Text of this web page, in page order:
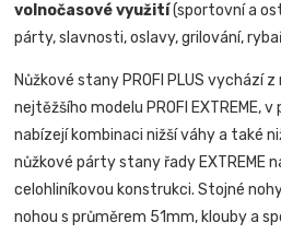
volnočasové využití(sportovní a
párty, slavnosti, oslavy, grilování,
Nůžkové stany PROFI PLUS vychází
nejtěžšího modelu PROFI EXTREME,
nabízejí kombinaci nižší váhy a také
nůžkové párty stany řady EXTREME
celohliníkovou konstrukci. Stojné
nohou s průměrem 51mm, klouby a